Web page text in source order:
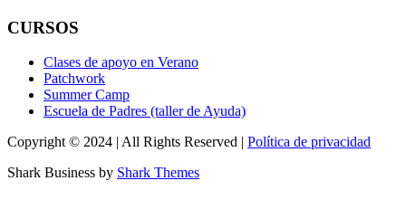
CURSOS
Clases de apoyo en Verano
Patchwork
Summer Camp
Escuela de Padres (taller de Ayuda)
Copyright © 2024 | All Rights Reserved | Política de privacidad
Shark Business by Shark Themes